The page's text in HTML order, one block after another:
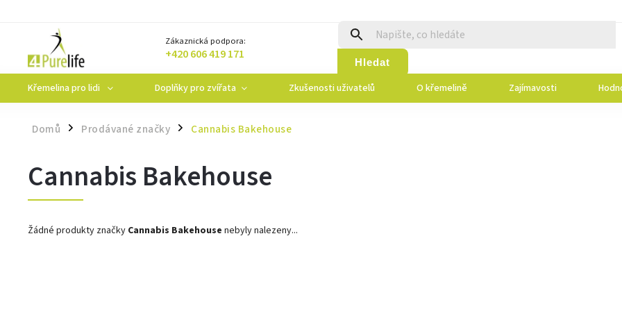
Zákaznická podpora:
+420 606 419 171 Hledat
Křemelina pro lidi Doplňky pro zvířata Zkušenosti uživatelů O křemelině Zajímavosti
Domů / Prodávané značky / Cannabis Bakehouse
Cannabis Bakehouse
Žádné produkty značky Cannabis Bakehouse nebyly nalezeny...